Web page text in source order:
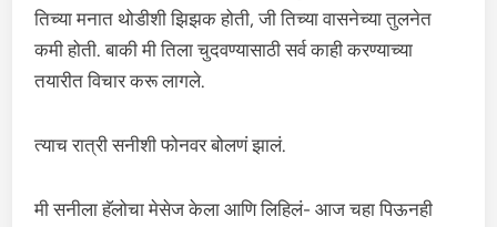
तिच्या मनात थोडीशी झिझक होती, जी तिच्या वासनेच्या तुलनेत
कमी होती. बाकी मी तिला चुदवण्यासाठी सर्व काही करण्याच्या
तयारीत विचार करू लागले.
त्याच रात्री सनीशी फोनवर बोलणं झालं.
मी सनीला हॅलोचा मेसेज केला आणि लिहिलं- आज चहा पिऊनही